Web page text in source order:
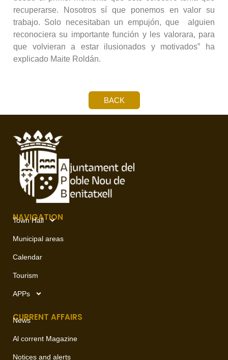
recuperarse. Nosotros sí que ponemos en valor su
trabajo. Solo necesitaban un empujón, que alguien
reconociera su importante función y les valorara, para
que volvieran a estar ilusionados y motivados” ha
explicado Maite Roldán.
BACK
NAVIGATION
Town Hall
Municipal areas
Calendar
Tourism
APPs
CURRENT AFFAIRS
News
Al corrent Magazine
Notices and alerts